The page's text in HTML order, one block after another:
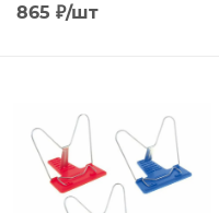
865 ₽/шт